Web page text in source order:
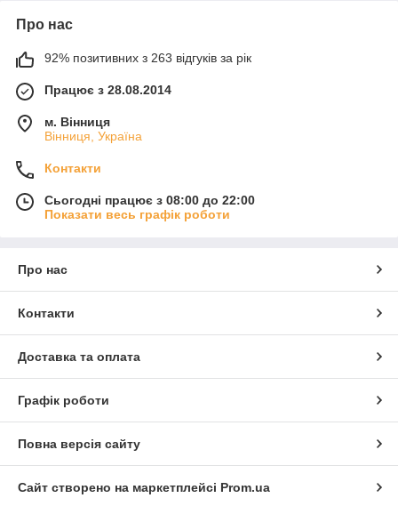
Про нас
92% позитивних з 263 відгуків за рік
Працює з 28.08.2014
м. Вінниця
Вінниця, Україна
Контакти
Сьогодні працює з 08:00 до 22:00
Показати весь графік роботи
Про нас
Контакти
Доставка та оплата
Графік роботи
Повна версія сайту
Сайт створено на маркетплейсі Prom.ua